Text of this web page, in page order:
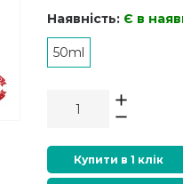
Наявність: Є в
50ml
Купити в 1 клік